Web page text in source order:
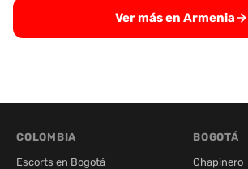
Ver más en Armenia
COLOMBIA
Escorts en Bogotá
BOGOTÁ
Chapinero